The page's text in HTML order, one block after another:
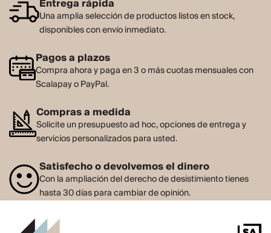
Entrega rápida
Una amplia selección de productos listos en stock,
disponibles con envío inmediato.
Pagos a plazos
Compra ahora y paga en 3 o más cuotas mensuales con
Scalapay o PayPal.
Compras a medida
Solicite un presupuesto ad hoc, opciones de entrega y
servicios personalizados para usted.
Satisfecho o devolvemos el dinero
Con la ampliación del derecho de desistimiento tienes
hasta 30 días para cambiar de opinión.